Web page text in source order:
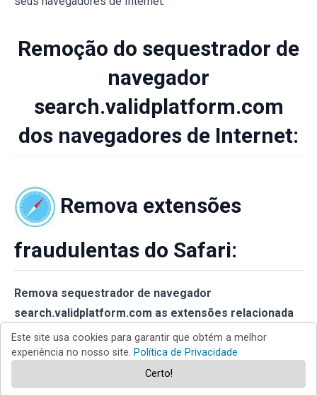
Remoção do sequestrador de
navegador
search.validplatform.com
dos navegadores de Internet:
Remova extensões
fraudulentas do Safari:
Remova sequestrador de navegador
search.validplatform.com as extensões relacionada
ao Safari:
Este site usa cookies para garantir que obtém a melhor
experiência no nosso site. Política de Privacidade
Certo!